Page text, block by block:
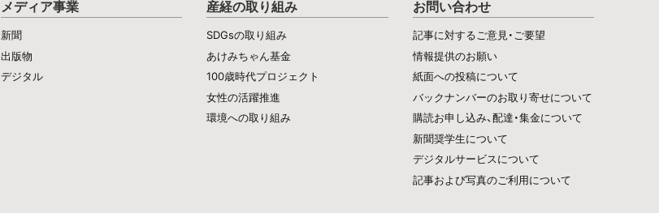
メディア事業
新聞
出版物
デジタル
産経の取り組み
SDGsの取り組み
あけみちゃん基金
100歳時代プロジェクト
女性の活躍推進
環境への取り組み
お問い合わせ
記事に対するご意見・ご要望
情報提供のお願い
紙面への投稿について
バックナンバーのお取り寄せについて
購読お申し込み、配達・集金について
新聞奨学生について
デジタルサービスについて
記事および写真のご利用について